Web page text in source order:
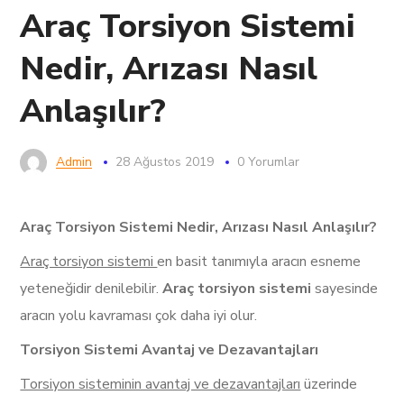
Araç Torsiyon Sistemi
Nedir, Arızası Nasıl
Anlaşılır?
Admin 28 Ağustos 2019 0 Yorumlar
Araç Torsiyon Sistemi Nedir, Arızası Nasıl Anlaşılır?
Araç torsiyon sistemien basit tanımıyla aracın esneme
yeteneğidir denilebilir.Araç torsiyon sistemisayesinde
aracın yolu kavraması çok daha iyi olur.
Torsiyon Sistemi Avantaj ve Dezavantajları
Torsiyon sisteminin avantaj ve dezavantajları üzerinde